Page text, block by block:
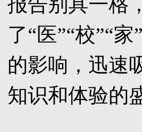
了“医”“校”“
的影响，迅速
知识和体验的